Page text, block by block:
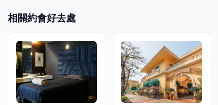
相關約會好去處